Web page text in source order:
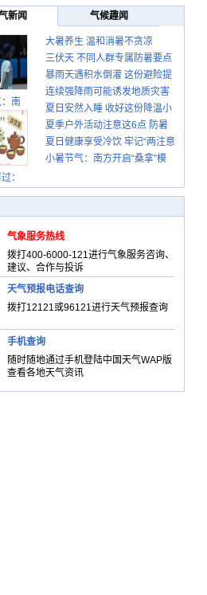
新闻 气候趣闻
南
：
大暑养生 温和消暑不贪凉
三伏天 不同人群专属防暑要点
请收好
暴雨天遇积水倒灌 这份避险提
示请收好
连续强降雨可能诱发地质灾害
这些前兆要知道
夏日安然入睡 收好这份降温小
贴士
夏季户外活动注意这6点 防暑
健身两不误
夏日健康享受冷饮 牢记“两注意
一控制”
小暑节气：南方开启“桑拿”模
气象服务热线
拨打400-6000-121进行气象服务咨询、
建议、合作与投诉
天气预报电话查询
拨打12121或96121进行天气预报查询
手机查询
随时随地通过手机登陆中国天气WAP版
查看各地天气资讯